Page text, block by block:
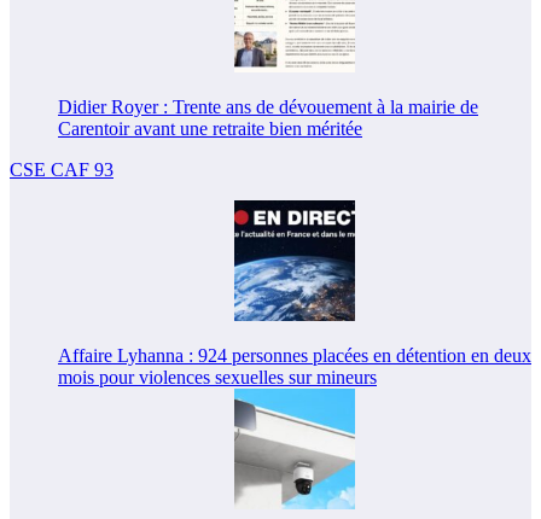
Didier Royer : Trente ans de dévouement à la mairie de
Carentoir avant une retraite bien méritée
CSE CAF 93
Affaire Lyhanna : 924 personnes placées en détention en deux
mois pour violences sexuelles sur mineurs